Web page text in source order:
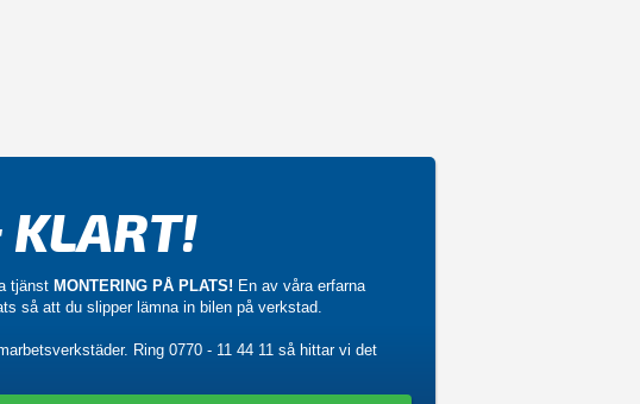
tjänst MONTERING PÅ PLATS! En av våra erfarna
så att du slipper lämna in bilen på verkstad.
Ring 0770 - 11 44 11 så hittar vi det